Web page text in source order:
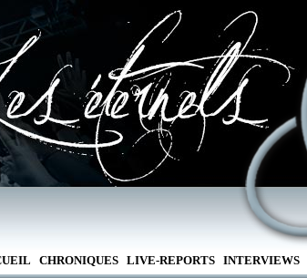
CHRONIQUES LIVE-REPORTS INTERVIEWS